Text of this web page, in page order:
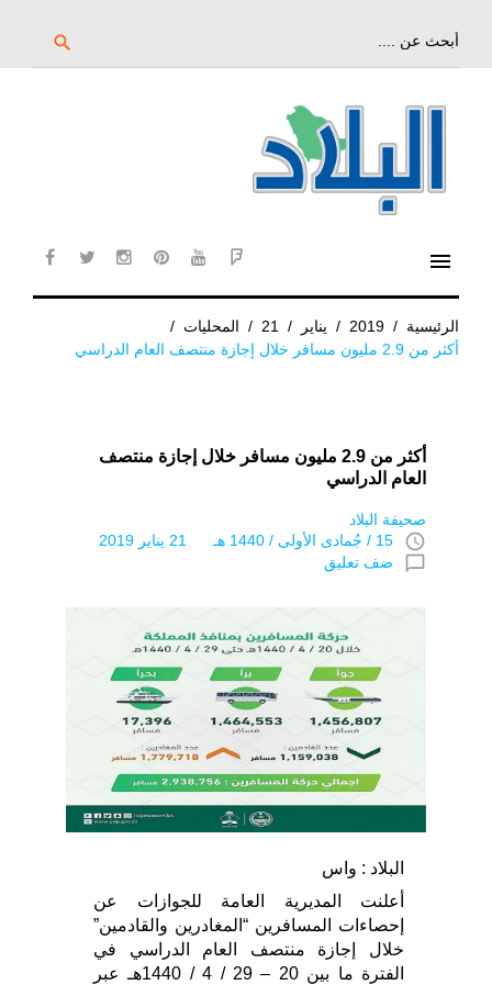
search
menu
الرئيسية /
2019
/ يناير /
21
/ المحليات /
أكثر من 2.9 مليون مسافر خلال إجازة منتصف العام الدراسي
أكثر من 2.9 مليون مسافر خلال إجازة منتصف
العام الدراسي
صحيفة البلاد
access_time 15 / جُمادى اﻷولى / 1440 هـ 21 يناير 2019
chat_bubble_outline ضف تعليق
البلاد : واس
أعلنت المديرية العامة للجوازات عن
إحصاءات المسافرين “المغادرين والقادمين”
خلال إجازة منتصف العام الدراسي في
الفترة ما بين 20 – 29 / 4 / 1440هـ عبر